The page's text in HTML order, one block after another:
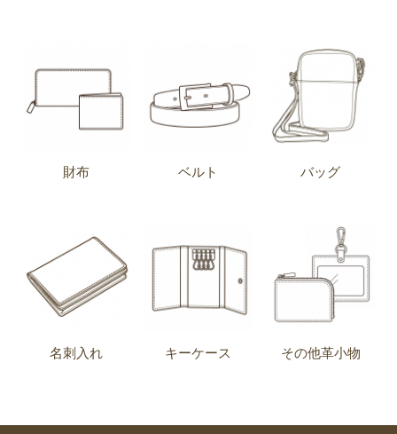
財布 ベルト バッグ
名刺入れ キーケース その他革小物